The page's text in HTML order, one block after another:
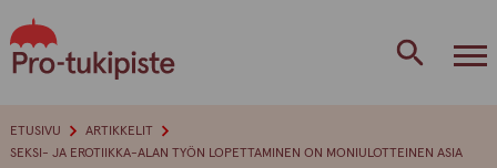
to
content
ETUSIVU
ARTIKKELIT
SEKSI- JA EROTIIKKA-ALAN TYÖN LOPETTAMINEN ON MONIULOTTEINEN ASIA